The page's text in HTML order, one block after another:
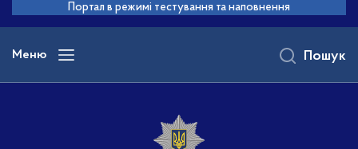
основного
вмісту
Портал в режимі тестування та наповнення
Меню Пошук